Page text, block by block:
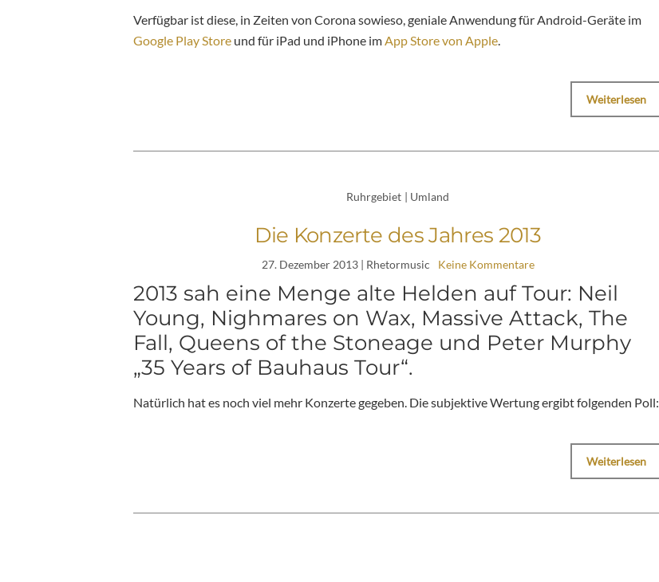
Verfügbar ist diese, in Zeiten von Corona sowieso, geniale Anwendung für Android-Geräte im
Google Play Store und für iPad und iPhone imApp Store von Apple.
Weiterlesen
Ruhrgebiet | Umland
Die Konzerte des Jahres 2013
27. Dezember 2013| Rhetormusic Keine Kommentare
2013 sah eine Menge alte Helden auf Tour: Neil
Young, Nighmares on Wax, Massive Attack, The
Fall, Queens of the Stoneage und Peter Murphy
„35 Years of Bauhaus Tour“.
Natürlich hat es noch viel mehr Konzerte gegeben. Die subjektive Wertung ergibt folgenden Poll:
Weiterlesen